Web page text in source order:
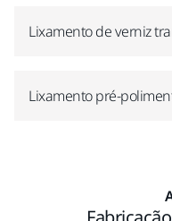
Lixamento de verniz
Lixamento pré-